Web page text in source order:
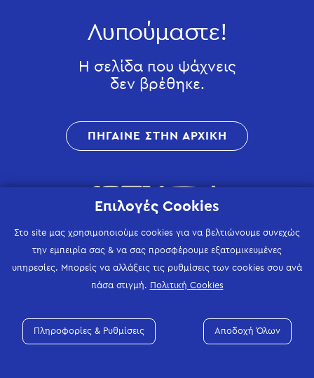
Λυπούμαστε!
Η σελίδα που ψάχνεις
δεν βρέθηκε.
ΠΗΓΑΙΝΕ ΣΤΗΝ ΑΡΧΙΚΗ
Επιλογές Cookies
Στο site μας χρησιμοποιούμε cookies για να βελτιώνουμε συνεχώς
την εμπειρία σας & να σας προσφέρουμε εξατομικευμένες
υπηρεσίες. Μπορείς να αλλάξεις τις ρυθμίσεις των cookies σου ανά
πάσα στιγμή. Πολιτική Cookies
Πληροφορίες & Ρυθμίσεις Αποδοχή Όλων